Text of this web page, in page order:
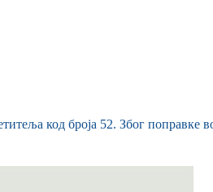
код броја 52. Због